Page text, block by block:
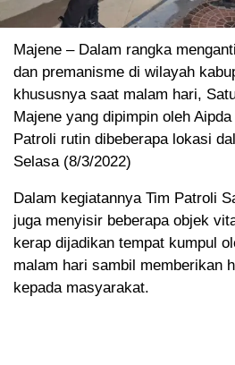
Majene – Dalam rangka
dan premanisme di wilayah
khususnya saat malam hari,
Majene yang dipimpin oleh
Patroli rutin dibeberapa lokasi
Selasa (8/3/2022)
Dalam kegiatannya Tim Patroli
juga menyisir beberapa objek
kerap dijadikan tempat kumpul
malam hari sambil memberikan
kepada masyarakat.